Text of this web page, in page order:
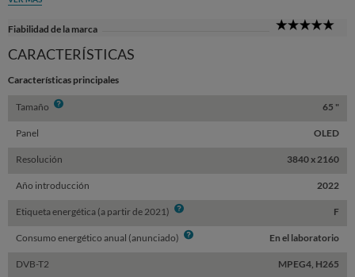
Fiabilidad de la marca
CARACTERÍSTICAS
Características principales
Tamaño Info 65 "
Panel OLED
Resolución 3840 x 2160
Año introducción 2022
Etiqueta energética (a partir de 2021) Info F
Consumo energético anual (anunciado) Info En el laboratorio
DVB-T2 MPEG4, H265